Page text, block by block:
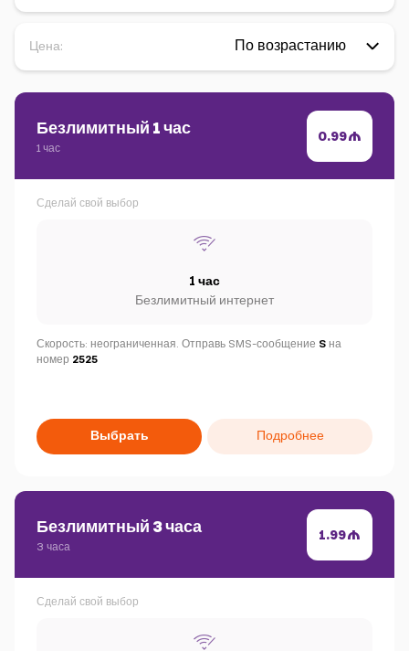
Цена:
Безлимитный 1 час
1 час
0.99
Сделай свой выбор
1 час
Безлимитный интернет
Скорость: неограниченная. Отправь SMS-сообщение S на
номер 2525
Выбрать Подробнее
Безлимитный 3 часа
3 часа
1.99
Сделай свой выбор